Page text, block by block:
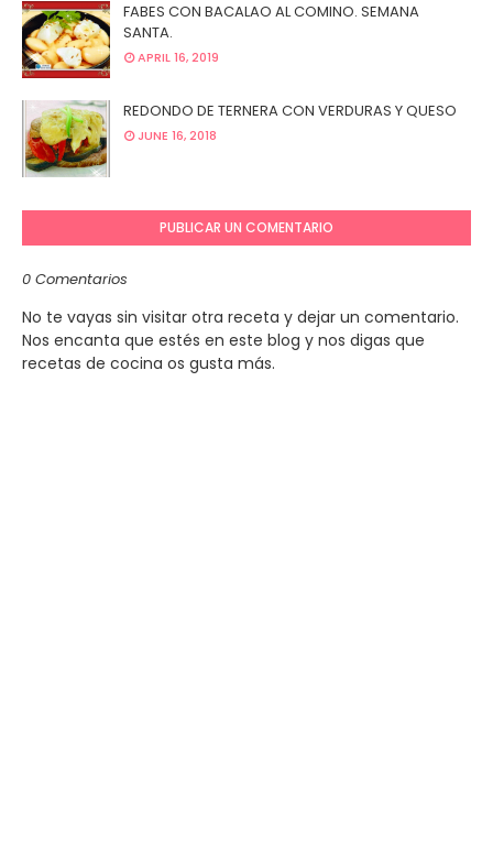
FABES CON BACALAO AL COMINO. SEMANA
SANTA.
APRIL 16, 2019
REDONDO DE TERNERA CON VERDURAS Y QUESO
JUNE 16, 2018
PUBLICAR UN COMENTARIO
0 Comentarios
No te vayas sin visitar otra receta y dejar un comentario.
Nos encanta que estés en este blog y nos digas que
recetas de cocina os gusta más.